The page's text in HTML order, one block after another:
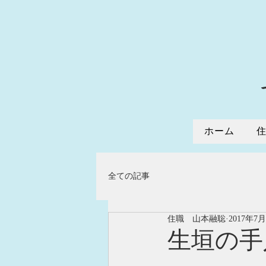
ホーム
全ての記事
生垣の
住職 山本融聡 2017年7